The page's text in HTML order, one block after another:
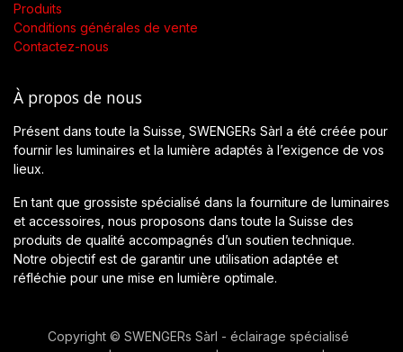
Produits
Conditions générales de vente
Contactez-nous
À propos de nous
Présent dans toute la Suisse, SWENGERs Sàrl a été créée pour
fournir les luminaires et la lumière adaptés à l’exigence de vos
lieux.
En tant que grossiste spécialisé dans la fourniture de luminaires
et accessoires, nous proposons dans toute la Suisse des
produits de qualité accompagnés d’un soutien technique.
Notre objectif est de garantir une utilisation adaptée et
réfléchie pour une mise en lumière optimale.
Copyright © SWENGERs Sàrl - éclairage spécialisé